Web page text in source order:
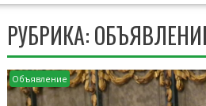
РУБРИКА:
Объявление